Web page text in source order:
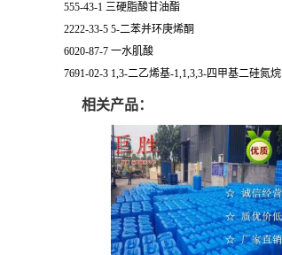
555-43-1 三硬脂酸甘油酯
2222-33-5 5-二苯并环庚烯酮
6020-87-7 一水肌酸
7691-02-3 1,3-二乙烯基-1,1,3,3-四甲基二硅氮烷
相关产品：